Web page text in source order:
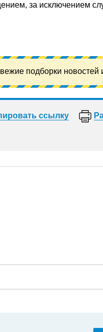
за исключением
подборки новостей
ссылку